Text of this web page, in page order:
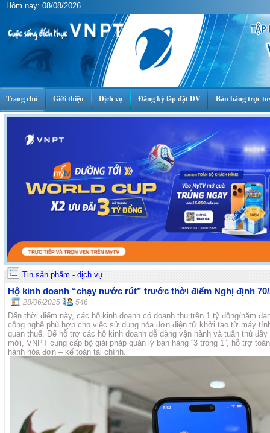
Hôm nay: 08/08/2026
Trang chủ Giới thiệu Dịch vụ Đăng ký lắp đặt DV Bán hàng trực
Tin sản phẩm - dịch vụ
Hộ kinh doanh “chạy nước rút” trước thời điểm Nghị định
28/06/2025 546
Đến thời điểm này, các hộ kinh doanh có doanh thu trên 1 tỷ đồng/năm
công nghệ phù hợp cho việc sử dụng hóa đơn điện tử khởi tạo từ máy
quan thuế. Để hỗ trợ các hộ kinh doanh dễ dàng vận hành và tuân thủ
mới, VNPT cung cấp bộ giải pháp quản lý bán hàng “3 trong 1”, hỗ trợ
hành hóa đơn – kế toán tài chính.